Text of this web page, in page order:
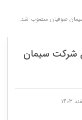
صوفیان منصوب شد.
شرکت سیمان